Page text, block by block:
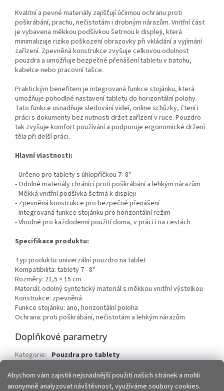
Abychom vám zajistili nejsnadnější použití našich stránek a mohli
anonymně analyzovat návštěvnost, využíváme soubory cookies.
Kvalitní a pevné materiály zajišťují účinnou ochranu proti
poškrábání, prachu, nečistotám i drobným nárazům. Vnitřní část
je vybavena měkkou podšívkou šetrnou k displeji, která
minimalizuje riziko poškození obrazovky při vkládání a vyjímání
zařízení. Zpevněná konstrukce zvyšuje celkovou odolnost
pouzdra a umožňuje bezpečné přenášení tabletu v batohu,
kabelce nebo pracovní tašce.
Praktickým benefitem je integrovaná funkce stojánku, která
umožňuje pohodlné nastavení tabletu do horizontální polohy.
Tato funkce usnadňuje sledování videí, online schůzky, čtení i
práci s dokumenty bez nutnosti držet zařízení v ruce. Pouzdro
tak zvyšuje komfort používání a podporuje ergonomické držení
těla při delší práci.
Hlavní vlastnosti:
- Určeno pro tablety s úhlopříčkou 7–8"
- Odolné materiály chránící proti poškrábání a lehkým nárazům
- Měkká vnitřní podšívka šetrná k displeji
- Zpevněná konstrukce pro bezpečné přenášení
- Integrovaná funkce stojánku pro horizontální režim
- Vhodné pro každodenní použití doma, v práci i na cestách
Specifikace produktu:
Typ produktu: univerzální pouzdro na tablet
Kompatibilita: tablety 7 - 8"
Rozměry: 21,5 × 15 cm
Materiál: odolný syntetický materiál s měkkou vnitřní výstelkou
Konstrukce: zpevněná
Funkce stojánku: ano, horizontální poloha
Ochrana: proti poškrábání, nečistotám a lehkým nárazům
Doplňkové parametry
Kategorie: Pouzdra pro tablety